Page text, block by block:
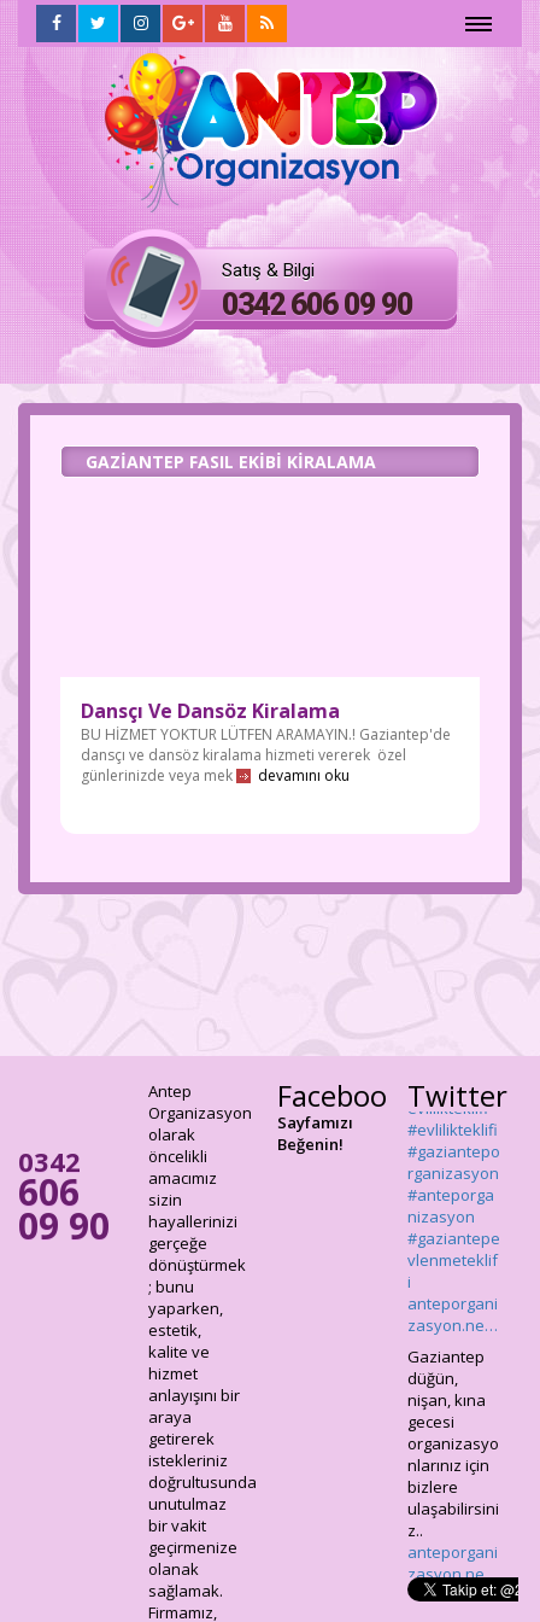
ANASAYFA
HAKKIMIZDA
Hizmetlerimiz
FOTO
GALERİ
İLETİŞİM
Satış & Bilgi
0342 606 09 90
GAZIANTEP FASIL EKIBI KIRALAMA
Dansçı Ve Dansöz Kiralama
BU HİZMET YOKTUR LÜTFEN ARAMAYIN.! Gaziantep'de
dansçı ve dansöz kiralama hizmeti vererek özel
günlerinizde veya mek
devamını oku
0342
606
09 90
Antep
Organizasyon
olarak
öncelikli
amacımız
sizin
hayallerinizi
gerçeğe
dönüştürmek
; bunu
yaparken,
estetik,
kalite ve
hizmet
anlayışını bir
araya
getirerek
istekleriniz
doğrultusunda
unutulmaz
bir vakit
geçirmenize
olanak
sağlamak.
Firmamız,
Facebook
Sayfamızı
Beğenin!
Twitter
organizasyo
organizasyo
nizasyon
#gaziantepe
vlenmeteklif
i
anteporgani
zasyon.ne…
Gaziantep
düğün,
nişan, kına
gecesi
organizasyo
nlarınız için
bizlere
ulaşabilirsini
z..
anteporgani
zasyon.ne…